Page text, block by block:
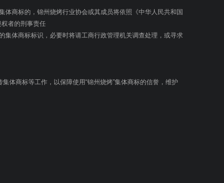
商标的，锦州烧烤行业协会或其成员将依照《中华人民共和国
者的刑事责任
体商标标识，必要时将请工商行政管理机关调查处理，或寻求
体商标等工作，以保障使用“锦州烧烤”集体商标的信誉，维护